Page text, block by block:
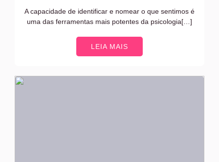
A capacidade de identificar e nomear o que sentimos é
uma das ferramentas mais potentes da psicologia[…]
LEIA MAIS